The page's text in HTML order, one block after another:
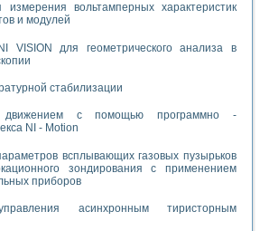
измерения вольтамперных характеристик
и модулей
VISION для геометрического анализа в
стабилизации
движением с помощью программно -
NI - Motion
всплывающих газовых пузырьков
зондирования с применением
приборов
асинхронным тиристорным